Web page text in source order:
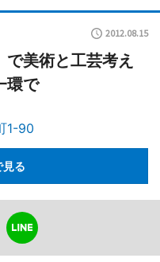
2012.08.15
美術と工芸考え
環で
1-90
る